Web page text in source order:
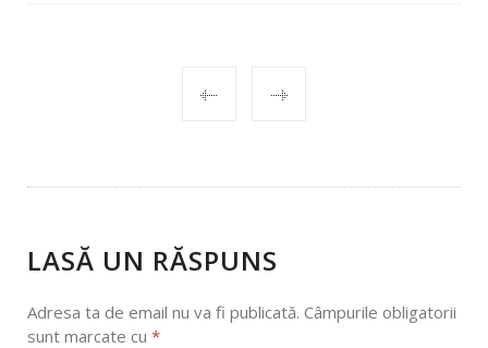
NAVIGATION
LASĂ UN RĂSPUNS
Adresa ta de email nu va fi publicată. Câmpurile obligatorii
sunt marcate cu *